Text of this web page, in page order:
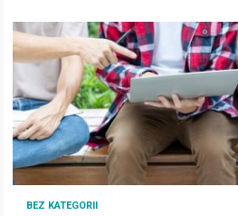
BEZ KATEGORII